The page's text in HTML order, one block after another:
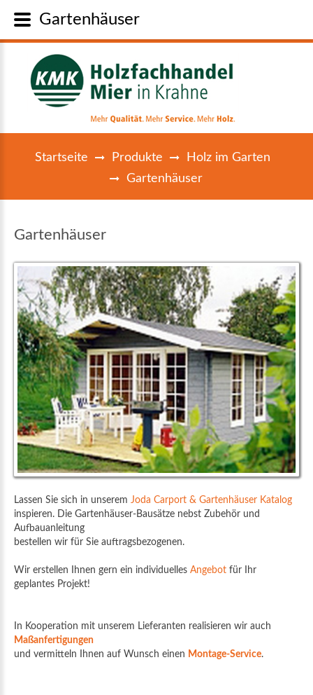
Startseite Produkte
Holz im Garten
Gartenhäuser
Gartenhäuser
Lassen Sie sich in unserem Joda Carport & Gartenhäuser Katalog
inspieren. Die Gartenhäuser-Bausätze nebst Zubehör und
Aufbauanleitung
bestellen wir für Sie auftragsbezogenen.
Wir erstellen Ihnen gern ein individuelles Angebot für Ihr
geplantes Projekt!
In Kooperation mit unserem Lieferanten realisieren wir auch
Maßanfertigungen
und vermitteln Ihnen auf Wunsch einen Montage-Service.
Gartenhäuser